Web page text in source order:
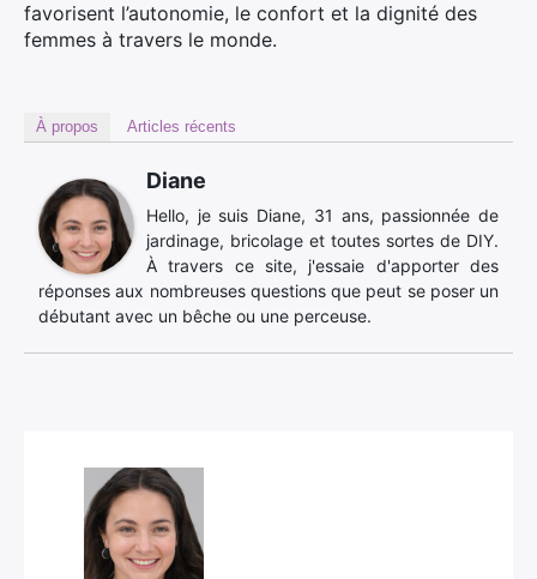
favorisent l’autonomie, le confort et la dignité des
femmes à travers le monde.
À propos Articles récents
Diane
Hello, je suis Diane, 31 ans, passionnée de
jardinage, bricolage et toutes sortes de DIY.
À travers ce site, j'essaie d'apporter des
réponses aux nombreuses questions que peut se poser un
débutant avec un bêche ou une perceuse.